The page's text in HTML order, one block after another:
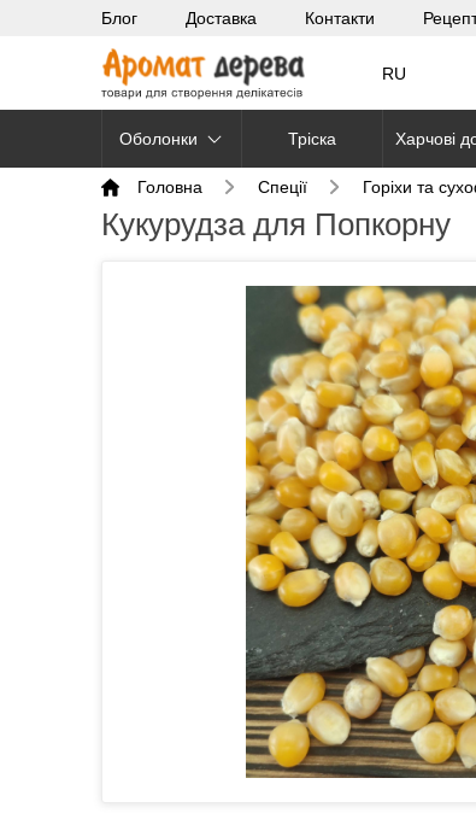
Блог Доставка Контакти
RU
Оболонки Тріска Харчові
Головна Cпеції Горіхи та
Кукурудза для Попкорну